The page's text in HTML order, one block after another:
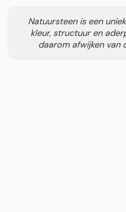
Natuursteen is een
kleur, structuur en
daarom afwijken van